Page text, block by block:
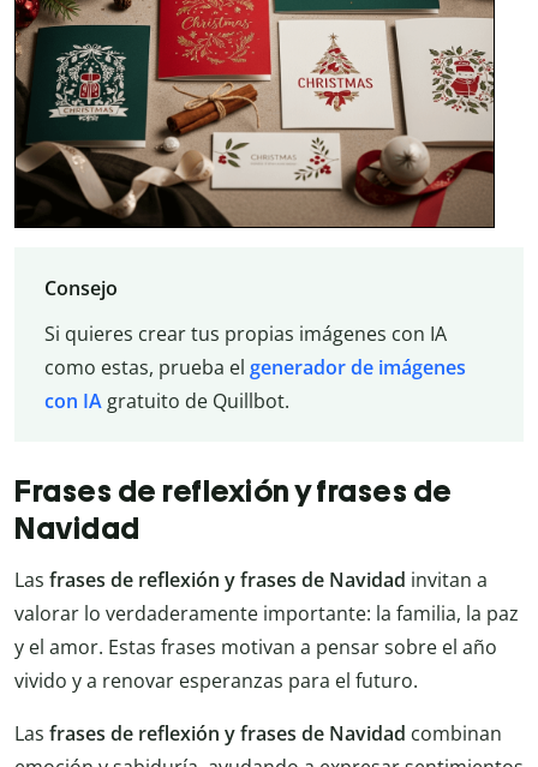
Consejo
Si quieres crear tus propias imágenes con IA
como estas, prueba el generador de imágenes
con IAgratuito de Quillbot.
Frases de reflexión y frases de
Navidad
Las frases de reflexión y frases de Navidad invitan a
valorar lo verdaderamente importante: la familia, la paz
y el amor. Estas frases motivan a pensar sobre el año
vivido y a renovar esperanzas para el futuro.
Las frases de reflexión y frases de Navidad combinan